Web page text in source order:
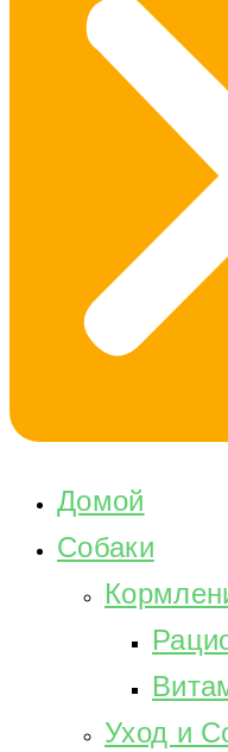
Домой
Собаки
Уход и